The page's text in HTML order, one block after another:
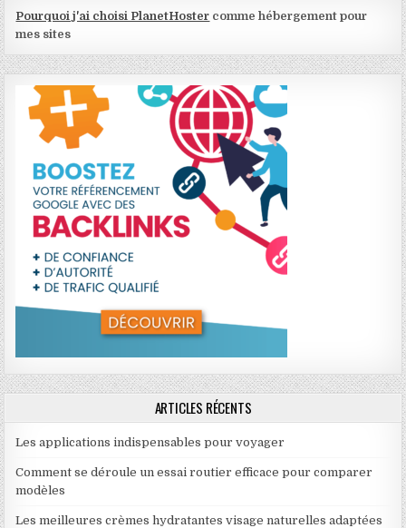
Pourquoi j'ai choisi PlanetHoster comme hébergement pour
mes sites
ARTICLES RÉCENTS
Les applications indispensables pour voyager
Comment se déroule un essai routier efficace pour comparer
modèles
Les meilleures crèmes hydratantes visage naturelles adaptées